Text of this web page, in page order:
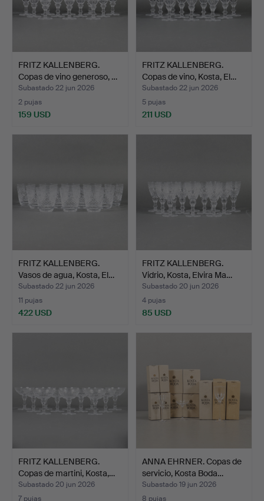
FRITZ KALLENBERG.
Copas de vino generoso, …
Subastado 22 jun 2026
2 pujas
159 USD
FRITZ KALLENBERG.
Copas de vino, Kosta, El…
Subastado 22 jun 2026
5 pujas
211 USD
FRITZ KALLENBERG.
Vasos de agua, Kosta, El…
Subastado 22 jun 2026
11 pujas
422 USD
FRITZ KALLENBERG.
Vidrio, Kosta, Elvira Ma…
Subastado 20 jun 2026
4 pujas
85 USD
FRITZ KALLENBERG.
Copas de martini, Kosta,…
Subastado 20 jun 2026
7 pujas
ANNA EHRNER. Copas de
servicio, Kosta Boda…
Subastado 19 jun 2026
8 pujas